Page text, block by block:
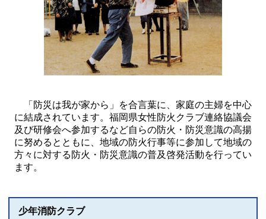
「防災は我が家から」を合言葉に、家庭の主婦を中心
に結成されています。福岡県女性防火クラブ連絡協議会
及び研修会へ参加するなど自らの防火・防災意識の高揚
に努めるとともに、地域の防火行事等に参加して地域の
方々に対する防火・防災意識の普及啓発活動を行ってい
ます。
少年消防クラブ